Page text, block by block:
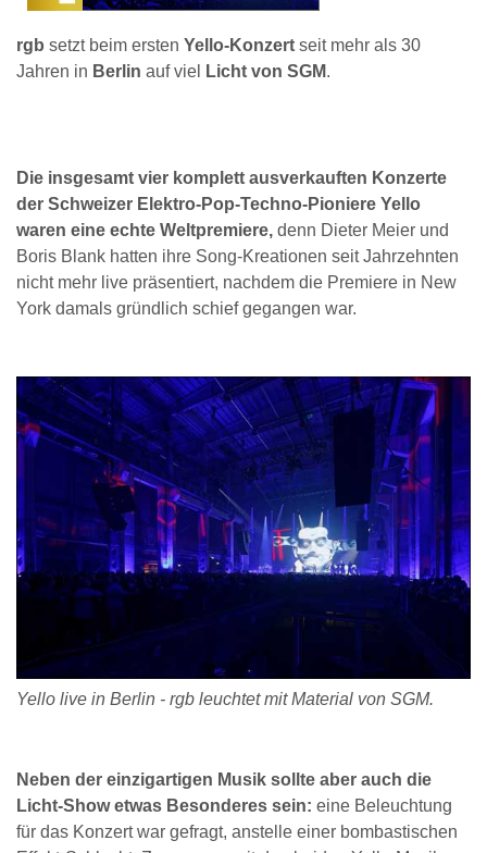
rgb setzt beim ersten Yello-Konzert seit mehr als 30
Jahren in Berlin auf viel Licht von SGM.
Die insgesamt vier komplett ausverkauften Konzerte
der Schweizer Elektro-Pop-Techno-Pioniere Yello
waren eine echte Weltpremiere, denn Dieter Meier und
Boris Blank hatten ihre Song-Kreationen seit Jahrzehnten
nicht mehr live präsentiert, nachdem die Premiere in New
York damals gründlich schief gegangen war.
Yello live in Berlin - rgb leuchtet mit Material von SGM.
Neben der einzigartigen Musik sollte aber auch die
Licht-Show etwas Besonderes sein: eine Beleuchtung
für das Konzert war gefragt, anstelle einer bombastischen